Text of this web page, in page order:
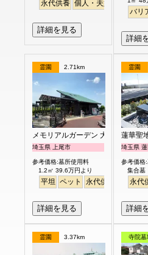
永代供養 個人・夫婦 さくら 桜
詳細を見る
バリ
詳細
霊園 2.71km
メモリアルガーデン 大宮青山苑
埼玉県 上尾市
参考価格:墓所使用料
1.2㎡ 39.6万円より
平坦 ペット 永代供養
詳細を見る
霊園
蓮華聖
埼玉県
参考価格
集合墓
永代
詳細
霊園 3.37km 寺院墓